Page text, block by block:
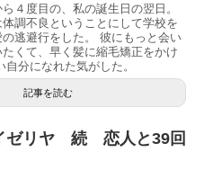
４度目の、私の誕生日の翌日。
調不良ということにして学校を
逃避行をした。 彼にもっと会い
くて、早く髪に縮毛矯正をかけ
分になれた気がした。
記事を読む
ゼリヤ 続 恋人と39回